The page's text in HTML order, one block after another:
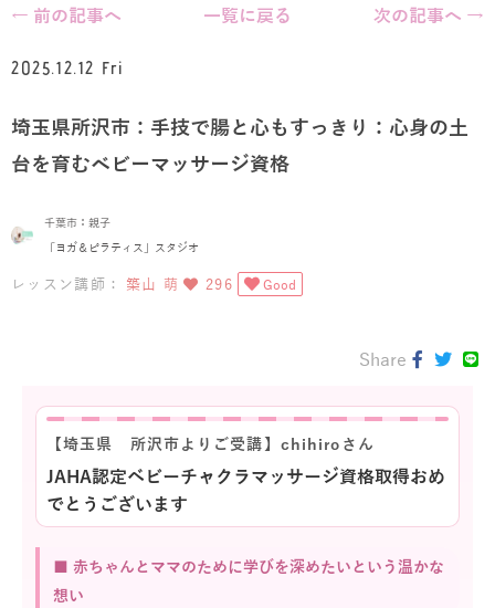
ログイン
← 前の記事へ 一覧に戻る 次の記事へ →
2025.12.12 Fri
埼玉県所沢市：手技で腸と心もすっきり：心身の土
台を育むベビーマッサージ資格
千葉市：親子
「ヨガ＆ピラティス」スタジオ
レッスン講師： 築山 萌 296 Good
Share
【埼玉県 所沢市よりご受講】chihiroさん
JAHA認定ベビーチャクラマッサージ資格取得おめ
でとうございます
■ 赤ちゃんとママのために学びを深めたいという温かな
想い